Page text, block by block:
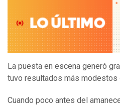
La puesta en escena generó
tuvo resultados más modestos
Cuando poco antes del